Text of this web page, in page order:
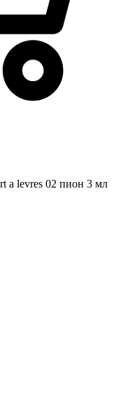
a levres 02 пион 3 мл